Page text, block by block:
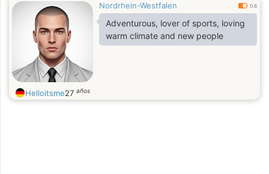
Nordrhein-Westfalen 0.6
Adventurous, lover of sports, loving
warm climate and new people
Helloitsme27 años